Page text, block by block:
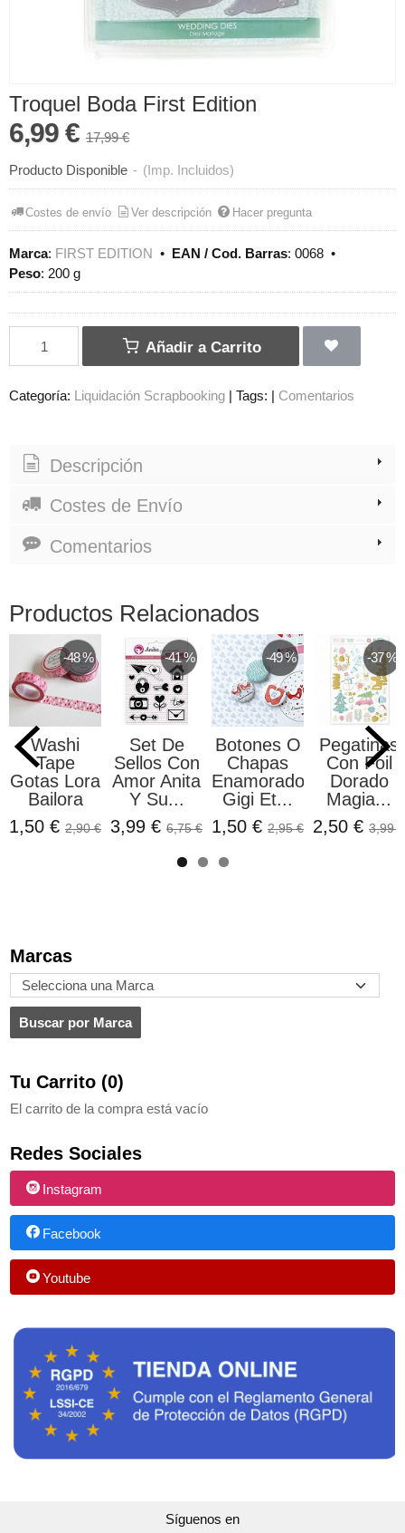
Marcas
Tu Carrito (0)
El carrito de la compra está vacío
Redes Sociales
Instagram
Facebook
Youtube
Troquel Boda First Edition
6,99 € 17,99 €
Producto Disponible - (Imp. Incluidos)
Costes de envío Ver descripción Hacer pregunta
Marca: FIRST EDITION • EAN / Cod. Barras: 0068 •
Peso: 200 g
Añadir a Carrito
Categoría: Liquidación Scrapbooking Tags: Comentarios
Descripción
Costes de Envío
Comentarios
Productos Relacionados
-48 %
Washi
Tape
Gotas Lora
Bailora
1,50 € 2,90 €
-41 %
Set De
Sellos Con
Amor Anita
Y Su...
3,99 € 6,75 €
-49 %
Botones O
Chapas
Enamorados
Gigi Et...
1,50 € 2,95 €
-37 %
Pegatinas
Con Foil
Dorado
Magia...
2,50 € 3,99 €
Síguenos en